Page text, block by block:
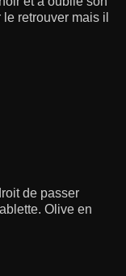
retrouver mais il
de passer
Olive en